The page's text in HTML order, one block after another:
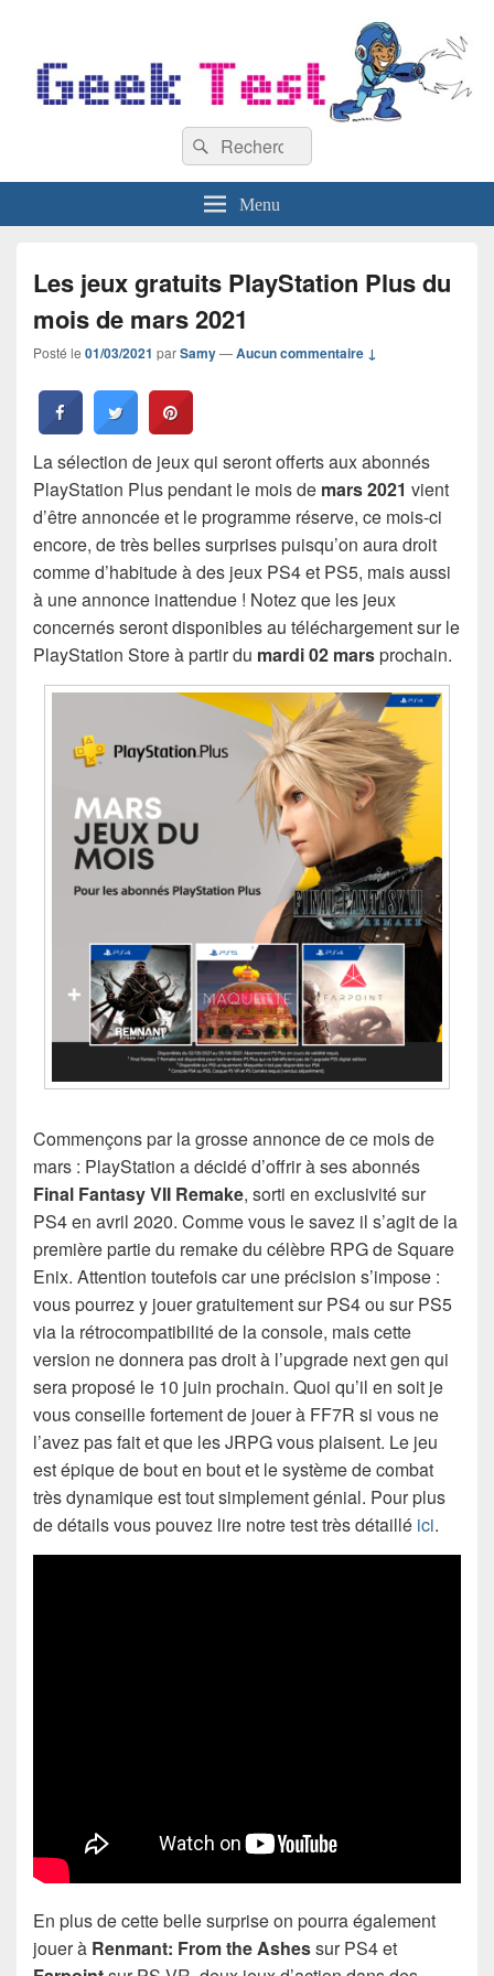
Recherche :
Rechercher
Menu
Les jeux gratuits PlayStation Plus du
mois de mars 2021
Posté le 01/03/2021 parSamy—Aucun commentaire ↓
La sélection de jeux qui seront offerts aux abonnés
PlayStation Plus pendant le mois de mars 2021 vient
d’être annoncée et le programme réserve, ce mois-ci
encore, de très belles surprises puisqu’on aura droit
comme d’habitude à des jeux PS4 et PS5, mais aussi
à une annonce inattendue ! Notez que les jeux
concernés seront disponibles au téléchargement sur le
PlayStation Store à partir du mardi 02 marsprochain.
Commençons par la grosse annonce de ce mois de
mars : PlayStation a décidé d’offrir à ses abonnés
Final Fantasy VII Remake, sorti en exclusivité sur
PS4 en avril 2020. Comme vous le savez il s’agit de la
première partie du remake du célèbre RPG de Square
Enix. Attention toutefois car une précision s’impose :
vous pourrez y jouer gratuitement sur PS4 ou sur PS5
via la rétrocompatibilité de la console, mais cette
version ne donnera pas droit à l’upgrade next gen qui
sera proposé le 10 juin prochain. Quoi qu’il en soit je
vous conseille fortement de jouer à FF7R si vous ne
l’avez pas fait et que les JRPG vous plaisent. Le jeu
est épique de bout en bout et le système de combat
très dynamique est tout simplement génial. Pour plus
de détails vous pouvez lire notre test très détaillé ici.
En plus de cette belle surprise on pourra également
jouer à Renmant: From the Ashessur PS4 et